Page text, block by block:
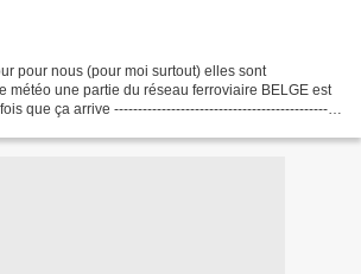
pour nous (pour moi surtout) elles sont
météo une partie du réseau ferroviaire BELGE est
que ça arrive ------------------------------------------------